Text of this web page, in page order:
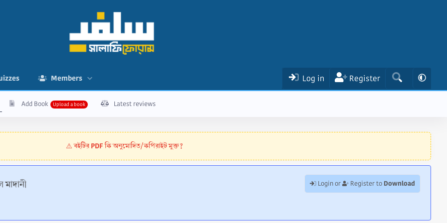
Members Log in Register
Add Book Latest reviews
⚠️বইটির PDF কি অনুমোদিত/কপিরাইট মুক্ত?
Login or Register to Download